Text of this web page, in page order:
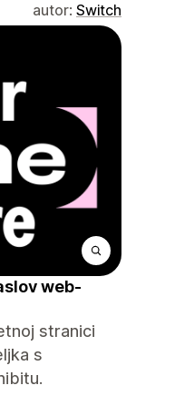
autor: Switch
web-
stranici
s